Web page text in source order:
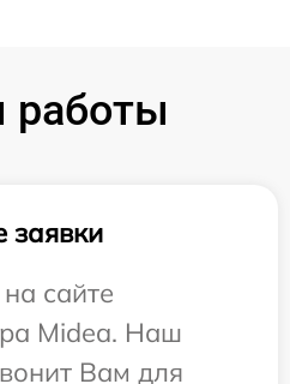
работы
сайте
Midea. Наш
Вам для